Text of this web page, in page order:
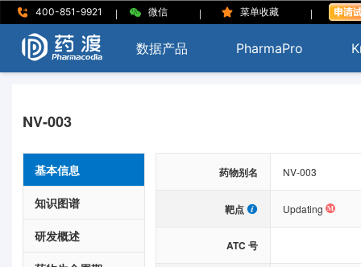
400-851-9921 | 微信 | 菜单收藏 |
数据产品 PharmaPro
NV-003
基本信息
知识图谱
研发概述
药物别名 NV-003
靶点 Updating
ATC 号